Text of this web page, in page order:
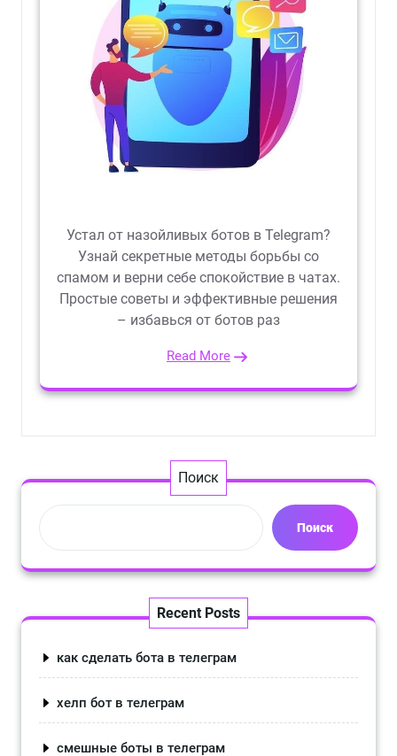
Устал от назойливых ботов в Telegram?
Узнай секретные методы борьбы со
спамом и верни себе спокойствие в чатах.
Простые советы и эффективные решения
– избавься от ботов раз
Read More
Поиск
Поиск
Recent Posts
как сделать бота в телеграм
хелп бот в телеграм
смешные боты в телеграм